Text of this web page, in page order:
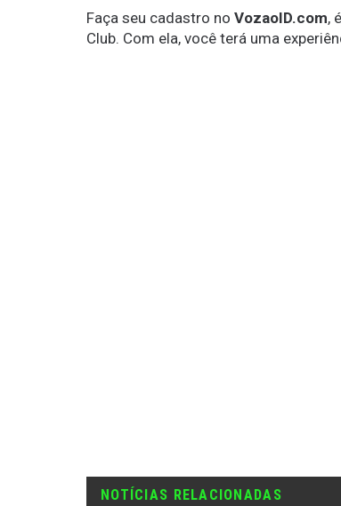
Faça seu cadastro no VozaoID.com,
Club. Com ela, você terá uma
NOTÍCIAS RELACIONADAS